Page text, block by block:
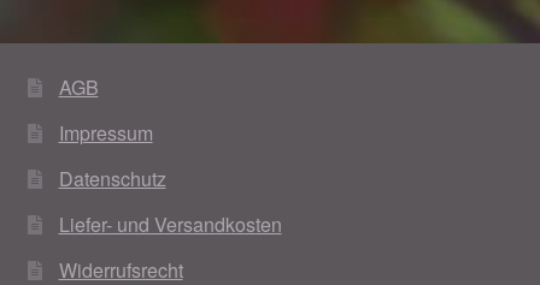
AGB
Impressum
Datenschutz
Liefer- und Versandkosten
Widerrufsrecht